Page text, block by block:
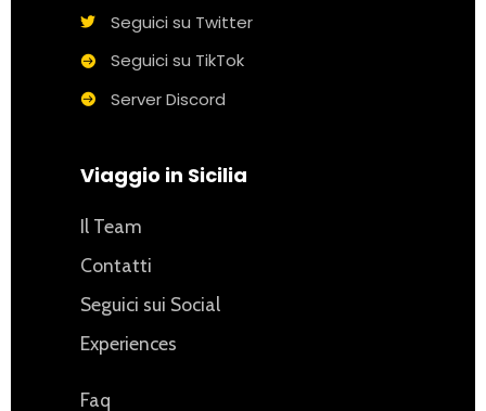
Seguici su Twitter
Seguici su TikTok
Server Discord
Viaggio in Sicilia
Il Team
Contatti
Seguici sui Social
Experiences
Faq